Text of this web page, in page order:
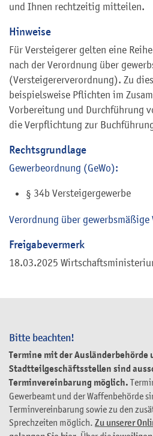
Bitte beachten!
Termine mit der Ausländerbehörde
Stadtteilgeschäftsstellen sind
Terminvereinbarung möglich.
Gewerbeamt und der Waffenbehörde
Terminvereinbarung sowie zu den
Sprechzeiten möglich. Zu unserer
und Ihnen rechtzeitig mitteilen.
Hinweise
Für Versteigerer gelten eine
nach der Verordnung über
(Versteigererverordnung). Zu
beispielsweise Pflichten im
Vorbereitung und Durchführung
die Verpflichtung zur
Rechtsgrundlage
Gewerbeordnung (GeWo):
§ 34b Versteigergewerbe
Verordnung über
Freigabevermerk
18.03.2025